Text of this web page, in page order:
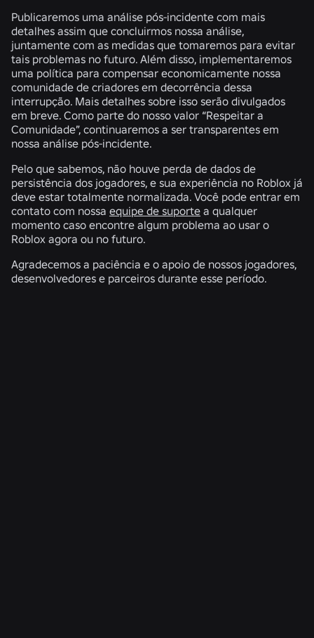
Publicaremos uma análise pós-incidente com mais
detalhes assim que concluirmos nossa análise,
juntamente com as medidas que tomaremos para evitar
tais problemas no futuro. Além disso, implementaremos
uma política para compensar economicamente nossa
comunidade de criadores em decorrência dessa
interrupção. Mais detalhes sobre isso serão divulgados
em breve. Como parte do nosso valor “Respeitar a
Comunidade”, continuaremos a ser transparentes em
nossa análise pós-incidente.
Pelo que sabemos, não houve perda de dados de
persistência dos jogadores, e sua experiência no Roblox já
deve estar totalmente normalizada. Você pode entrar em
contato com nossa equipe de suporte a qualquer
momento caso encontre algum problema ao usar o
Roblox agora ou no futuro.
Agradecemos a paciência e o apoio de nossos jogadores,
desenvolvedores e parceiros durante esse período.